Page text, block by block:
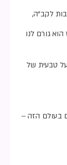
לקב”ה,
גורם לנו
טבעית של
בעולם הזה –